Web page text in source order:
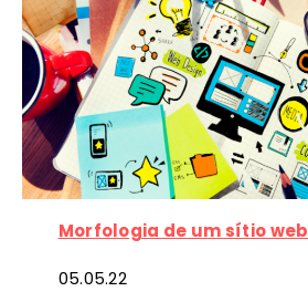
Morfologia de um sítio web
05.05.22